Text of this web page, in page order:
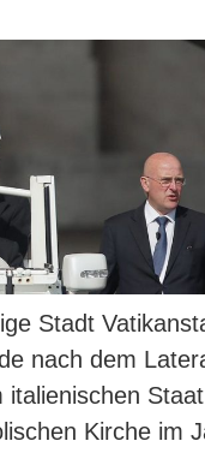
Stadt
nach dem
italienischen
Kirche im